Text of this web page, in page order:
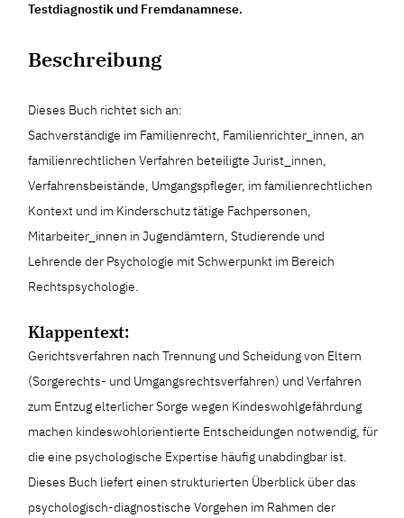
Testdiagnostik und Fremdanamnese.
Beschreibung
Dieses Buch richtet sich an:
Sachverständige im Familienrecht, Familienrichter_innen, an
familienrechtlichen Verfahren beteiligte Jurist_innen,
Verfahrensbeistände, Umgangspfleger, im familienrechtlichen
Kontext und im Kinderschutz tätige Fachpersonen,
Mitarbeiter_innen in Jugendämtern, Studierende und
Lehrende der Psychologie mit Schwerpunkt im Bereich
Rechtspsychologie.
Klappentext:
Gerichtsverfahren nach Trennung und Scheidung von Eltern
(Sorgerechts- und Umgangsrechtsverfahren) und Verfahren
zum Entzug elterlicher Sorge wegen Kindeswohlgefährdung
machen kindeswohlorientierte Entscheidungen notwendig, für
die eine psychologische Expertise häufig unabdingbar ist.
Dieses Buch liefert einen strukturierten Überblick über das
psychologisch-diagnostische Vorgehen im Rahmen der